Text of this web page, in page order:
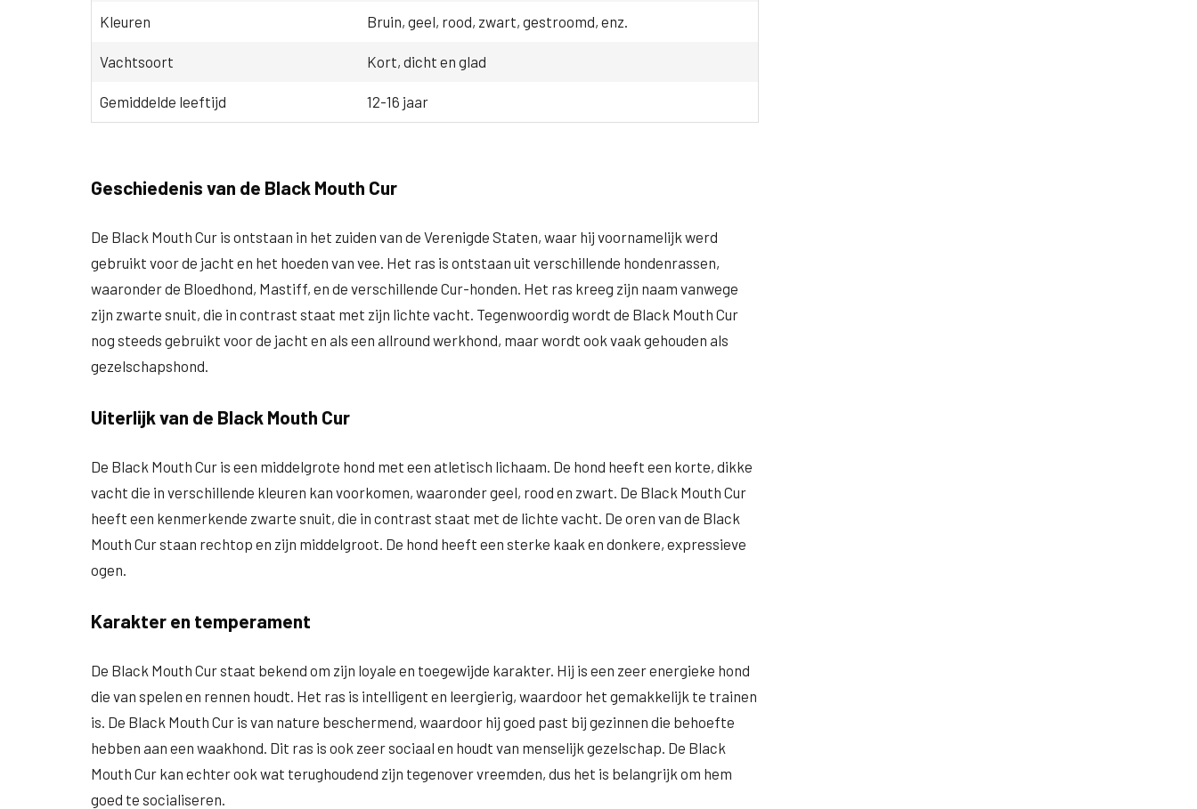
Kleuren Bruin, geel, rood, zwart, gestroomd, enz.
Vachtsoort Kort, dicht en glad
Gemiddelde leeftijd 12-16 jaar
Geschiedenis van de Black Mouth Cur
De Black Mouth Cur is ontstaan in het zuiden van de Verenigde Staten, waar hij voornamelijk werd
gebruikt voor de jacht en het hoeden van vee. Het ras is ontstaan uit verschillende hondenrassen,
waaronder de Bloedhond, Mastiff, en de verschillende Cur-honden. Het ras kreeg zijn naam vanwege
zijn zwarte snuit, die in contrast staat met zijn lichte vacht. Tegenwoordig wordt de Black Mouth Cur
nog steeds gebruikt voor de jacht en als een allround werkhond, maar wordt ook vaak gehouden als
gezelschapshond.
Uiterlijk van de Black Mouth Cur
De Black Mouth Cur is een middelgrote hond met een atletisch lichaam. De hond heeft een korte, dikke
vacht die in verschillende kleuren kan voorkomen, waaronder geel, rood en zwart. De Black Mouth Cur
heeft een kenmerkende zwarte snuit, die in contrast staat met de lichte vacht. De oren van de Black
Mouth Cur staan ​​rechtop en zijn middelgroot. De hond heeft een sterke kaak en donkere, expressieve
ogen.
Karakter en temperament
De Black Mouth Cur staat bekend om zijn loyale en toegewijde karakter. Hij is een zeer energieke hond
die van spelen en rennen houdt. Het ras is intelligent en leergierig, waardoor het gemakkelijk te trainen
is. De Black Mouth Cur is van nature beschermend, waardoor hij goed past bij gezinnen die behoefte
hebben aan een waakhond. Dit ras is ook zeer sociaal en houdt van menselijk gezelschap. De Black
Mouth Cur kan echter ook wat terughoudend zijn tegenover vreemden, dus het is belangrijk om hem
goed te socialiseren.